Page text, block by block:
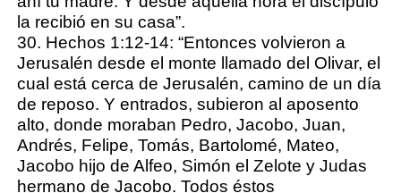
la recibió en su casa”.
30. Hechos 1:12-14: “Entonces volvieron a
Jerusalén desde el monte llamado del Olivar, el
cual está cerca de Jerusalén, camino de un día
de reposo. Y entrados, subieron al aposento
alto, donde moraban Pedro, Jacobo, Juan,
Andrés, Felipe, Tomás, Bartolomé, Mateo,
Jacobo hijo de Alfeo, Simón el Zelote y Judas
hermano de Jacobo. Todos éstos